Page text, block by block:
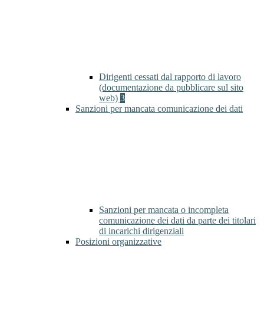
Dirigenti cessati dal rapporto di lavoro
(documentazione da pubblicare sul sito
web) 3
Sanzioni per mancata comunicazione dei dati
Sanzioni per mancata o incompleta
comunicazione dei dati da parte dei titolari
di incarichi dirigenziali
Posizioni organizzative